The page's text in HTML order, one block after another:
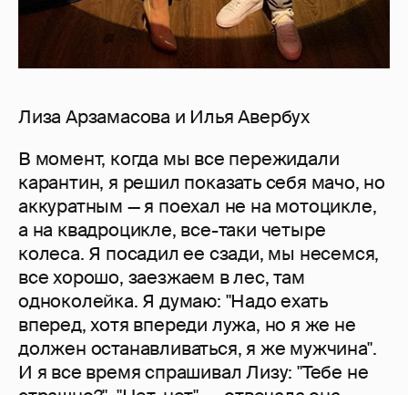
Лиза Арзамасова и Илья Авербух
В момент, когда мы все пережидали
карантин, я решил показать себя мачо, но
аккуратным — я поехал не на мотоцикле,
а на квадроцикле, все-таки четыре
колеса. Я посадил ее сзади, мы несемся,
все хорошо, заезжаем в лес, там
одноколейка. Я думаю: "Надо ехать
вперед, хотя впереди лужа, но я же не
должен останавливаться, я же мужчина".
И я все время спрашивал Лизу: "Тебе не